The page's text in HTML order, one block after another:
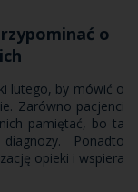
o
lutego, by mówić o
Zarówno pacjenci
pamiętać, bo ta
Ponadto
opieki i wspiera